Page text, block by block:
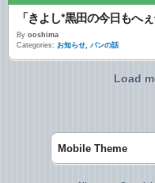
「きよし*黒田の今日もへ
By ooshima
Categories: お知らせ, パンの話
Load
Mobile Theme